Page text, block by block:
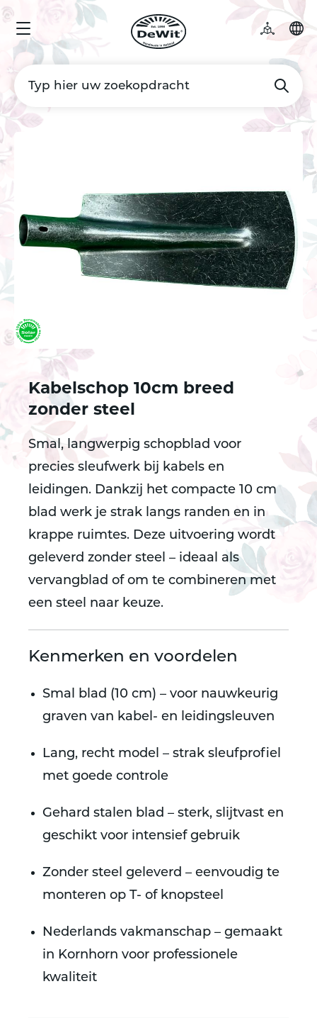
Kabelschop 10cm breed
zonder steel
Smal, langwerpig schopblad voor
precies sleufwerk bij kabels en
leidingen. Dankzij het compacte 10 cm
blad werk je strak langs randen en in
krappe ruimtes. Deze uitvoering wordt
geleverd zonder steel – ideaal als
vervangblad of om te combineren met
een steel naar keuze.
Kenmerken en voordelen
Smal blad (10 cm) – voor nauwkeurig
graven van kabel- en leidingsleuven
Lang, recht model – strak sleufprofiel
met goede controle
Gehard stalen blad – sterk, slijtvast en
geschikt voor intensief gebruik
Zonder steel geleverd – eenvoudig te
monteren op T- of knopsteel
Nederlands vakmanschap – gemaakt
in Kornhorn voor professionele
kwaliteit